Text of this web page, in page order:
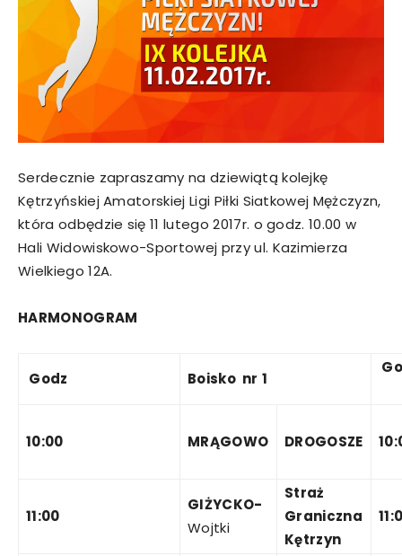
Serdecznie zapraszamy na dziewiątą kolejkę
Kętrzyńskiej Amatorskiej Ligi Piłki Siatkowej Mężczyzn,
która odbędzie się 11 lutego 2017r. o godz. 10.00 w
Hali Widowiskowo-Sportowej przy ul. Kazimierza
Wielkiego 12A.
HARMONOGRAM
Godz Boisko nr 1
10:00 MRĄGOWO DROGOSZE
11:00
GIŻYCKO-
Wojtki
Straż
Graniczna
Kętrzyn